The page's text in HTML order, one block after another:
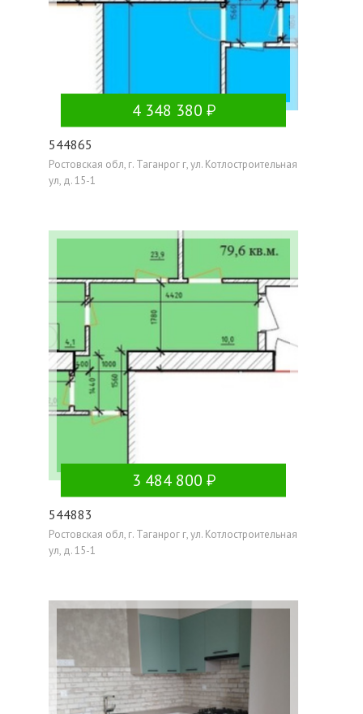
4 348 380
544865
Ростовская обл, г. Таганрог г, ул. Котлостроительная
ул, д. 15-1
3 484 800
544883
Ростовская обл, г. Таганрог г, ул. Котлостроительная
ул, д. 15-1